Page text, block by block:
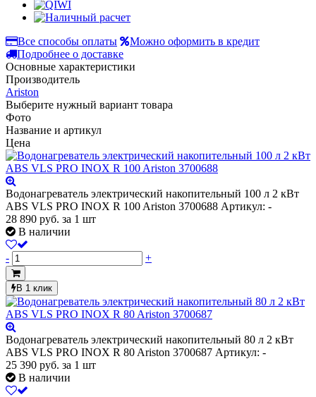
Все способы оплаты
Можно оформить в кредит
Подробнее о доставке
Основные характеристики
Производитель
Ariston
Выберите нужный вариант товара
Фото
Название и артикул
Цена
Водонагреватель электрический накопительный 100 л 2 кВт
ABS VLS PRO INOX R 100 Ariston 3700688 Артикул: -
28 890 руб. за 1 шт
В наличии
- +
В 1 клик
Водонагреватель электрический накопительный 80 л 2 кВт
ABS VLS PRO INOX R 80 Ariston 3700687 Артикул: -
25 390 руб. за 1 шт
В наличии